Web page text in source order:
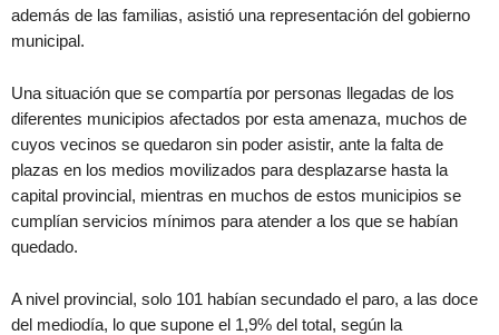
además de las familias, asistió una representación del gobierno
municipal.
Una situación que se compartía por personas llegadas de los
diferentes municipios afectados por esta amenaza, muchos de
cuyos vecinos se quedaron sin poder asistir, ante la falta de
plazas en los medios movilizados para desplazarse hasta la
capital provincial, mientras en muchos de estos municipios se
cumplían servicios mínimos para atender a los que se habían
quedado.
A nivel provincial, solo 101 habían secundado el paro, a las doce
del mediodía, lo que supone el 1,9% del total, según la